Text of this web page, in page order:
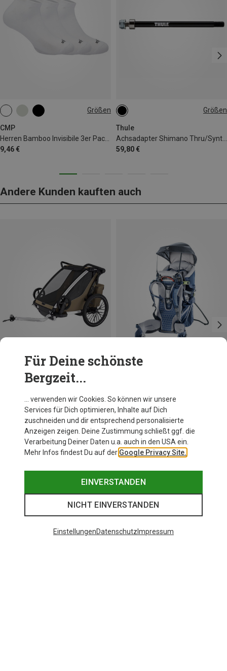
Größen
CMP
9,46 €
39|40|41|42
46|47|48
Größen
Thule
59,80 €
Andere Kunden kauften auch
Du sparst 10%
Deuter
KC Sun Roof
31,50 €
Für Deine schönste
Bergzeit...
… verwenden wir Cookies. So können wir unsere
Services für Dich optimieren, Inhalte auf Dich
zuschneiden und dir entsprechend personalisierte
Anzeigen zeigen. Deine Zustimmung schließt ggf. die
Verarbeitung Deiner Daten u.a. auch in den USA ein.
Mehr Infos findest Du auf der Google Privacy Site.
EINVERSTANDEN
NICHT EINVERSTANDEN
EinstellungenDatenschutz Impressum